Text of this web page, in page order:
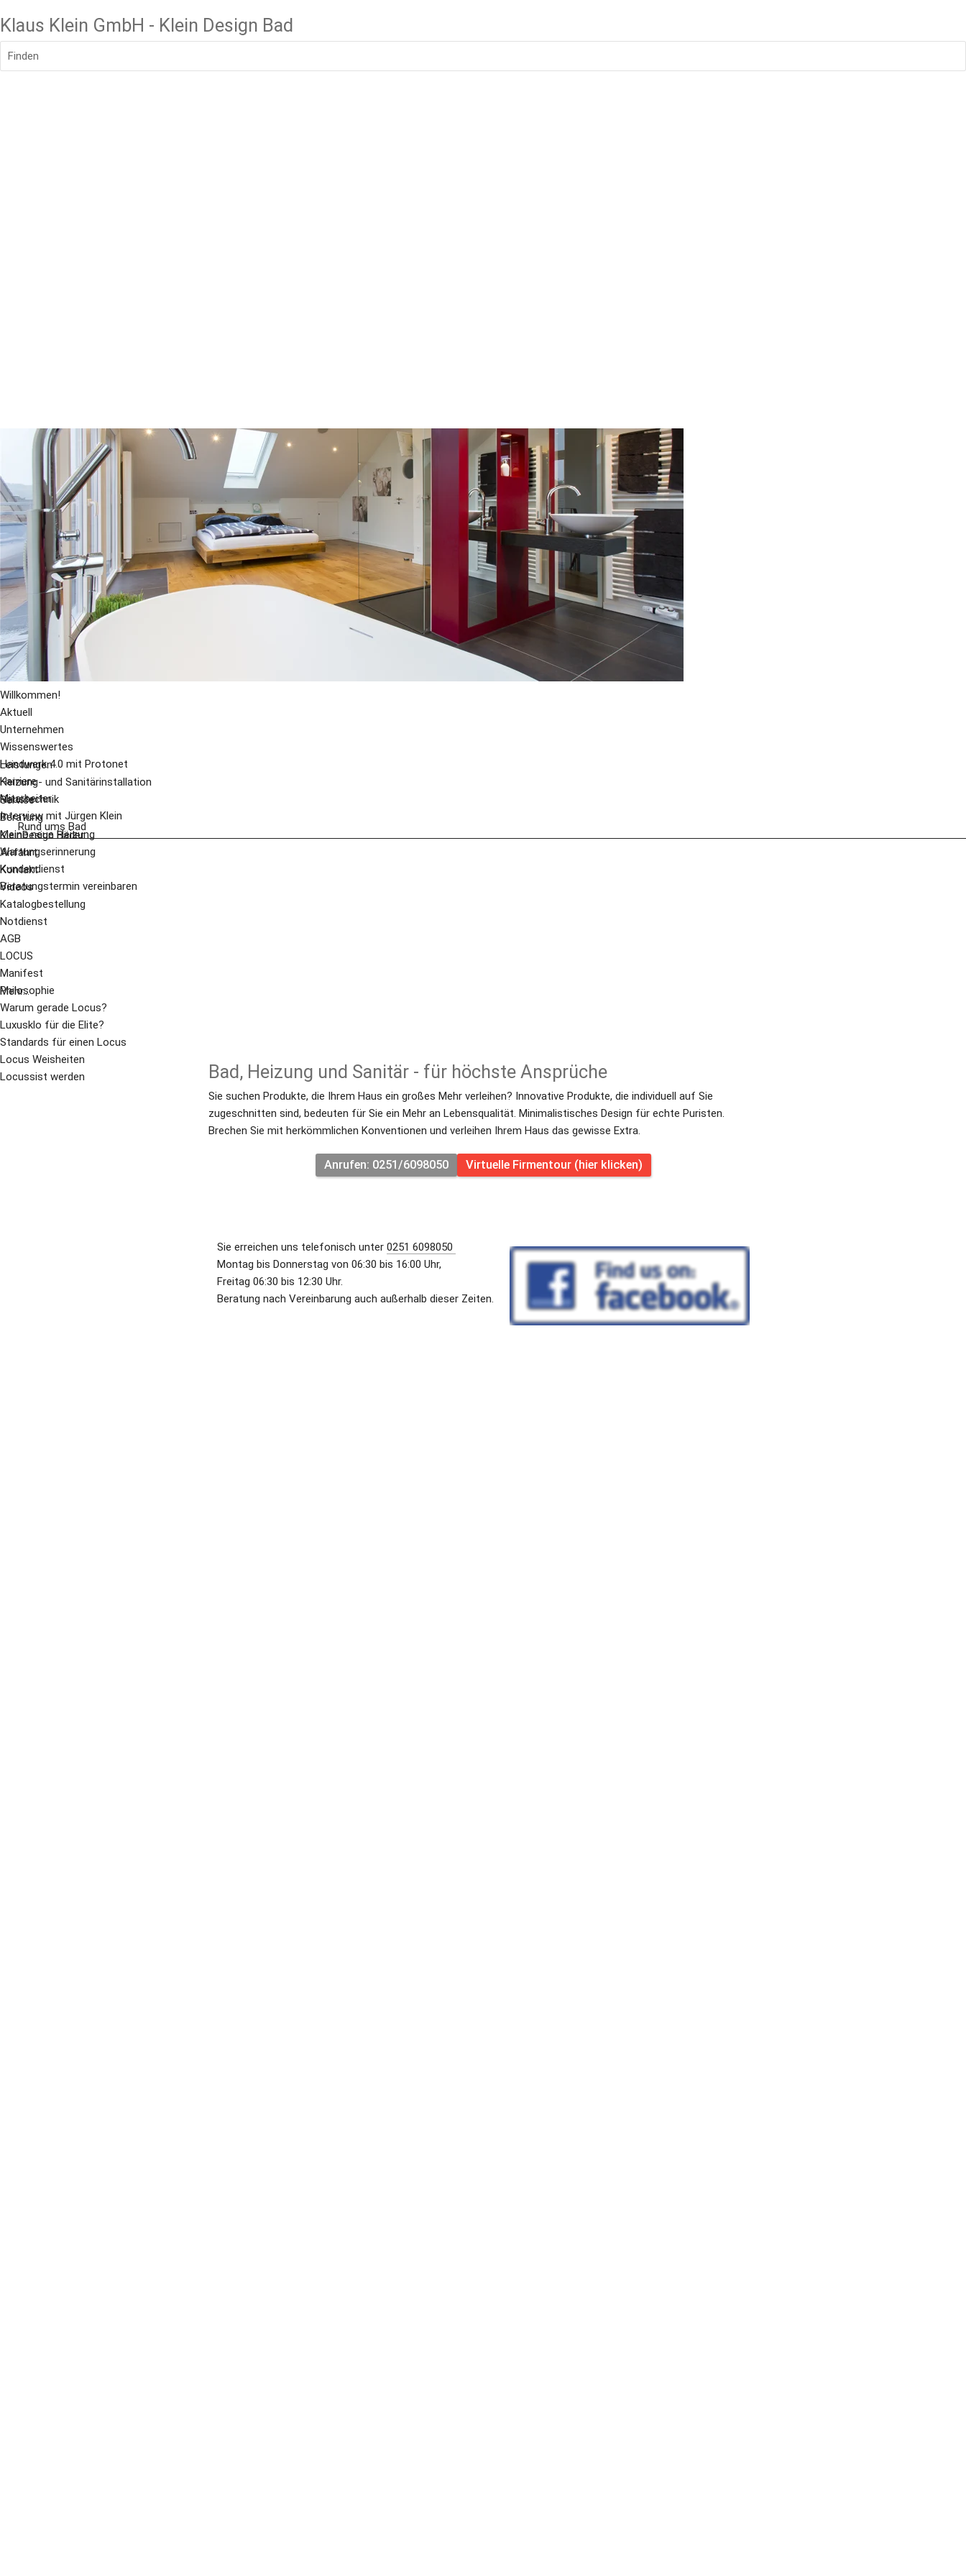
Klaus Klein GmbH - Klein Design Bad
Finden
Willkommen!
Aktuell
Unternehmen
Wissenswertes
Handwerk 4.0 mit Protonet
Karriere
Mitarbeiter
Interview mit Jürgen Klein
Leistungen
Heizung- und Sanitärinstallation
Haustechnik
Rund ums Bad
Service
Beratung
Meine neue Heizung
Wartungserinnerung
Kundendienst
Beratungstermin vereinbaren
KleinDesign Bäder
Anfahrt
Kontakt
Videos
Katalogbestellung
Notdienst
AGB
LOCUS
Manifest
Philosophie
Warum gerade Locus?
Luxusklo für die Elite?
Standards für einen Locus
Locus Weisheiten
Locussist werden
Mehr...
Bad, Heizung und Sanitär - für höchste Ansprüche
Sie suchen Produkte, die Ihrem Haus ein großes Mehr verleihen? Innovative Produkte, die individuell auf Sie
zugeschnitten sind, bedeuten für Sie ein Mehr an Lebensqualität. Minimalistisches Design für echte Puristen.
Brechen Sie mit herkömmlichen Konventionen und verleihen Ihrem Haus das gewisse Extra.
Anrufen: 0251/6098050 Virtuelle Firmentour (hier klicken)
Sie erreichen uns telefonisch unter
Montag bis Donnerstag von 06:30 bis 16:00 Uhr,
Freitag 06:30 bis 12:30 Uhr.
Beratung nach Vereinbarung auch außerhalb dieser Zeiten.